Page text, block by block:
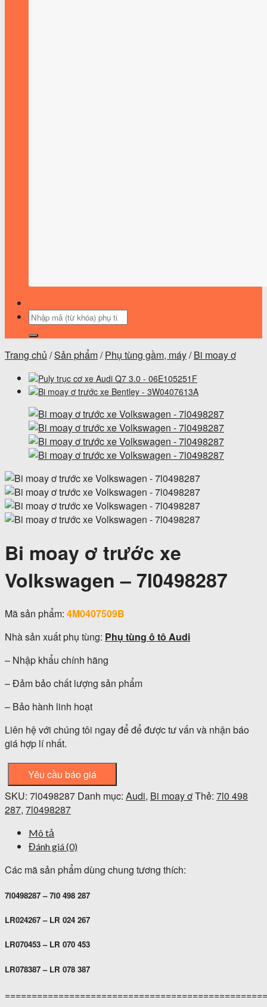
Tìm
Trang chủ /Sản phẩm/ Phụ tùng gầm, máy/ Bi moay ơ
Bi moay ơ trước xe
Volkswagen – 7l0498287
Mã sản phẩm: 4M0407509B
Nhà sản xuất phụ tùng: Phụ tùng ô tô Audi
– Nhập khẩu chính hãng
– Đảm bảo chất lượng sản phẩm
– Bảo hành linh hoạt
Liên hệ với chúng tôi ngay để để được tư vấn và nhận báo
giá hợp lí nhất.
Yêu cầu báo giá
SKU: 7l0498287 Danh mục: Audi, Bi moay ơThẻ: 7l0 498
287, 7l0498287
Mô tả
Đánh giá (0)
Các mã sản phẩm dùng chung tương thích:
7l0498287 – 7l0 498 287
LR024267 – LR 024 267
LR070453 – LR 070 453
LR078387 – LR 078 387